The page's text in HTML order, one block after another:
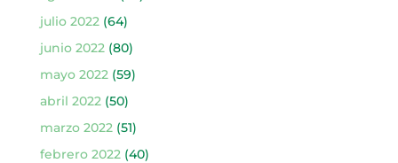
julio 2022 (64)
junio 2022 (80)
mayo 2022 (59)
abril 2022 (50)
marzo 2022 (51)
febrero 2022 (40)